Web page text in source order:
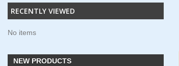
RECENTLY VIEWED
No items
NEW PRODUCTS